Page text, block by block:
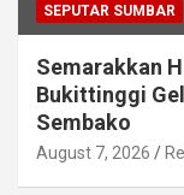
SEPUTAR SUMBAR
Semarakkan
Bukittinggi
Sembako
August 7, 2026